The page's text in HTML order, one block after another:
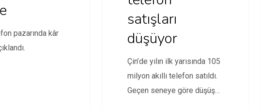
pazarında kâr
satışları
düşüyor
Çin’de yılın ilk yarısında 105
milyon akıllı telefon satıldı.
Geçen seneye göre düşüş